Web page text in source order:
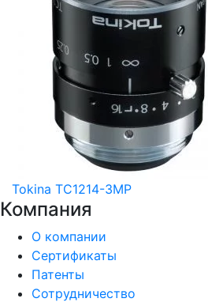
Tokina TC1214-3MP
Компания
О компании
Сертификаты
Патенты
Сотрудничество